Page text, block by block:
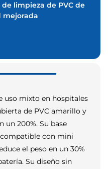
limpieza de PVC de
mejorada
uso mixto en hospitales
de PVC amarillo y
un 200%. Su base
con mini
el peso en un 30%
Su diseño sin